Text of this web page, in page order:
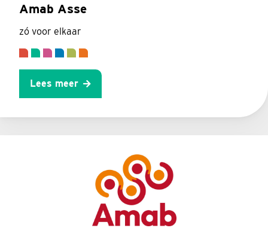
Amab Asse
zó voor elkaar
Lees meer